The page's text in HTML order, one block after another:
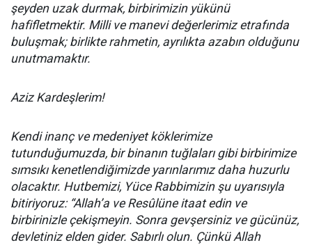
şeyden uzak durmak, birbirimizin yükünü
hafifletmektir. Milli ve manevi değerlerimiz etrafında
buluşmak; birlikte rahmetin, ayrılıkta azabın olduğunu
unutmamaktır.
Aziz Kardeşlerim!
Kendi inanç ve medeniyet köklerimize
tutunduğumuzda, bir binanın tuğlaları gibi birbirimize
sımsıkı kenetlendiğimizde yarınlarımız daha huzurlu
olacaktır. Hutbemizi, Yüce Rabbimizin şu uyarısıyla
bitiriyoruz: “Allah’a ve Resûlüne itaat edin ve
birbirinizle çekişmeyin. Sonra gevşersiniz ve gücünüz,
devletiniz elden gider. Sabırlı olun. Çünkü Allah